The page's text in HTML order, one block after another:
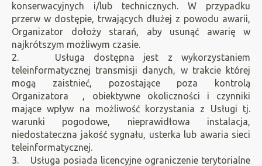
konserwacyjnych i/lub technicznych. W przypadku
przerw w dostępie, trwających dłużej z powodu awarii,
Organizator dołoży starań, aby usunąć awarię w
najkrótszym możliwym czasie.
2. Usługa dostępna jest z wykorzystaniem
teleinformatycznej transmisji danych, w trakcie której
mogą zaistnieć, pozostające poza kontrolą
Organizatora , obiektywne okoliczności i czynniki
mające wpływ na możliwość korzystania z Usługi tj.
warunki pogodowe, nieprawidłowa instalacja,
niedostateczna jakość sygnału, usterka lub awaria sieci
teleinformatycznej.
3. Usługa posiada licencyjne ograniczenie terytorialne